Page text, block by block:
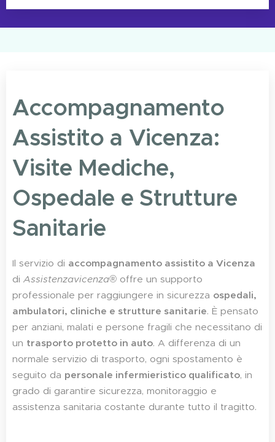
Accompagnamento
Assistito a Vicenza:
Visite Mediche,
Ospedale e Strutture
Sanitarie
Il servizio di accompagnamento assistito a Vicenza
di Assistenzavicenza® offre un supporto
professionale per raggiungere in sicurezza ospedali,
ambulatori, cliniche e strutture sanitarie. È pensato
per anziani, malati e persone fragili che necessitano di
un trasporto protetto in auto. A differenza di un
normale servizio di trasporto, ogni spostamento è
seguito da personale infermieristico qualificato, in
grado di garantire sicurezza, monitoraggio e
assistenza sanitaria costante durante tutto il tragitto.